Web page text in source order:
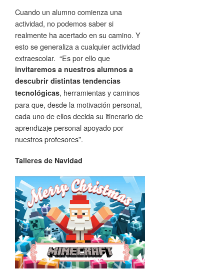
Cuando un alumno comienza una
actividad, no podemos saber si
realmente ha acertado en su camino. Y
esto se generaliza a cualquier actividad
extraescolar. “Es por ello que
invitaremos a nuestros alumnos a
descubrir distintas tendencias
tecnológicas, herramientas y caminos
para que, desde la motivación personal,
cada uno de ellos decida su itinerario de
aprendizaje personal apoyado por
nuestros profesores”.
Talleres de Navidad